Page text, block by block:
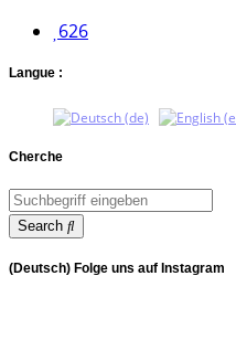
626
Langue :
Cherche
Search
(Deutsch) Folge uns auf Instagram